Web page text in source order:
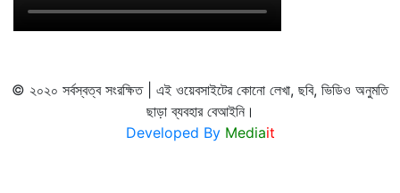
© ২০২০ সর্বস্বত্ব সংরক্ষিত | এই ওয়েবসাইটের কোনো লেখা, ছবি, ভিডিও অনুমতি
ছাড়া ব্যবহার বেআইনি।
Developed By Mediait